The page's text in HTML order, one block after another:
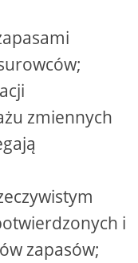
zmiennych
i
zapasów;